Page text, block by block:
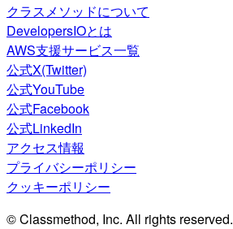
クラスメソッドについて
DevelopersIOとは
AWS支援サービス一覧
公式X(Twitter)
公式YouTube
公式Facebook
公式LinkedIn
アクセス情報
プライバシーポリシー
クッキーポリシー
© Classmethod, Inc. All rights reserved.